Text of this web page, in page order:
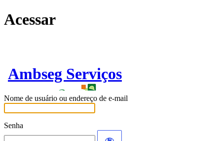
Acessar
Ambseg Serviços
Nome de usuário ou endereço de e-mail
Senha